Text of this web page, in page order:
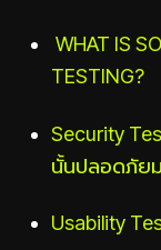
WHAT IS
TESTING?
Security
นั้นปลอดภัย
Usability